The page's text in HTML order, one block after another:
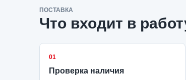
ПОСТАВКА
Что входит в
01
Проверка наличия